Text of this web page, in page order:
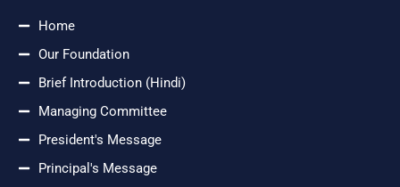
Home
Our Foundation
Brief Introduction (Hindi)
Managing Committee
President's Message
Principal's Message